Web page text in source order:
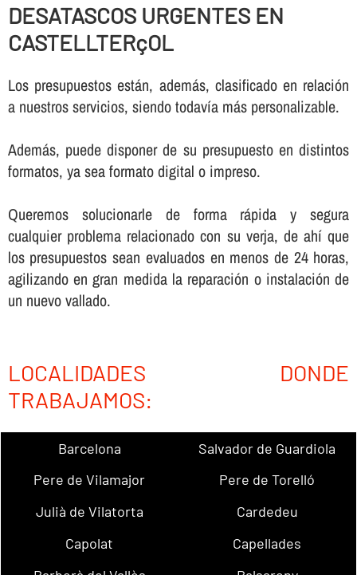
DESATASCOS URGENTES EN
CASTELLTERçOL
Los presupuestos están, además, clasificado en relación
a nuestros servicios, siendo todaví­a más personalizable.
Además, puede disponer de su presupuesto en distintos
formatos, ya sea formato digital o impreso.
Queremos solucionarle de forma rápida y segura
cualquier problema relacionado con su verja, de ahí­ que
los presupuestos sean evaluados en menos de 24 horas,
agilizando en gran medida la reparación o instalación de
un nuevo vallado.
LOCALIDADES DONDE
TRABAJAMOS:
Barcelona
Salvador de Guardiola
Pere de Vilamajor
Pere de Torelló
Julià de Vilatorta
Cardedeu
Capolat
Capellades